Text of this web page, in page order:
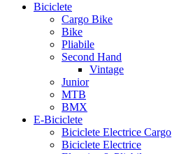
Biciclete
Cargo Bike
Bike
Pliabile
Second Hand
Vintage
Junior
MTB
BMX
E-Biciclete
Biciclete Electrice Cargo
Biciclete Electrice